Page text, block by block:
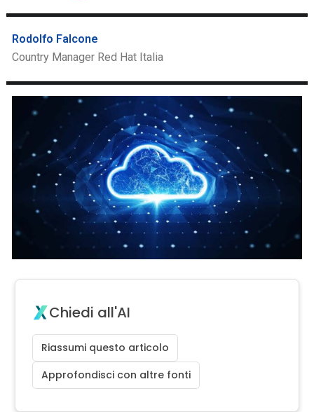
Rodolfo Falcone
Country Manager Red Hat Italia
Chiedi all'AI
Riassumi questo articolo
Approfondisci con altre fonti